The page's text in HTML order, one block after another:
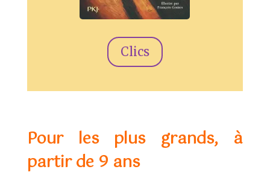
Clics
Pour les plus grands, à
partir de 9 ans